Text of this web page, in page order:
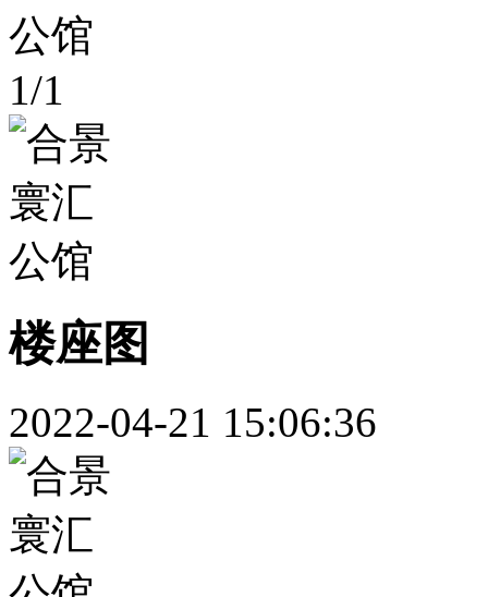
1/1
楼座图
2022-04-21 15:06:36